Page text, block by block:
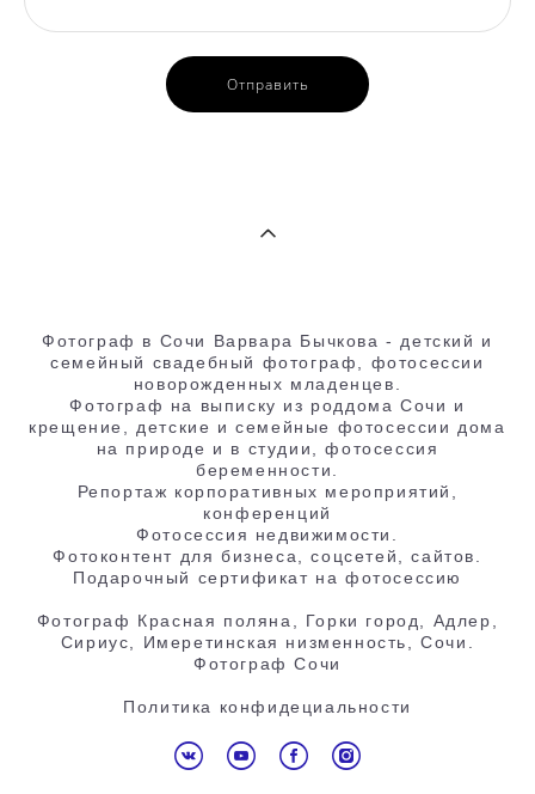
Отправить
Фотограф в Сочи Варвара Бычкова - детский и
семейный свадебный фотограф, фотосессии
новорожденных младенцев.
Фотограф на выписку из роддома Сочи и
крещение, детские и семейные фотосессии дома
на природе и в студии, фотосессия
беременности.
Репортаж корпоративных мероприятий,
конференций
Фотосессия недвижимости.
Фотоконтент для бизнеса, соцсетей, сайтов.
Подарочный сертификат на фотосессию
Фотограф Красная поляна, Горки город, Адлер,
Сириус, Имеретинская низменность, Сочи.
Фотограф Сочи
Политика конфидециальности